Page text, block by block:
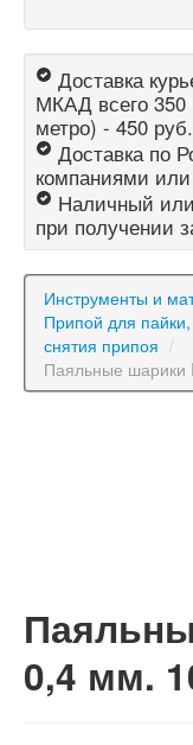
Доставка
МКАД всего
метро) - 450 руб.
Доставка по
компаниями
Наличный
при получении
Инструменты и
Припой для
снятия припоя /
Паяльные шарики
0,4 мм.